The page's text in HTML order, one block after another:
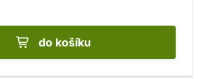
do košíku